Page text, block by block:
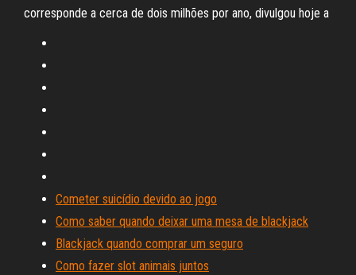
corresponde a cerca de dois milhões por ano, divulgou hoje a
Cometer suicídio devido ao jogo
Como saber quando deixar uma mesa de blackjack
Blackjack quando comprar um seguro
Como fazer slot animais juntos